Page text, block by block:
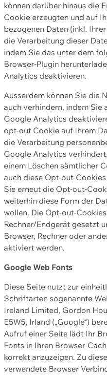
können darüber hinaus die
Cookie erzeugten und auf
bezogenen Daten (inkl.
die Verarbeitung dieser
indem Sie das unter dem
Browser-Plugin
Analytics deaktivieren.
Ausserdem können Sie die
auch verhindern, indem Sie
Google Analytics
opt-out Cookie auf Ihrem
die Verarbeitung
Google Analytics
einem Löschen sämtlicher
auch diese Opt-out-
Sie erneut die Opt-out-
weiterhin diese Form der
wollen. Die Opt-out-
Rechner/Endgerät gesetzt
Browser, Rechner oder
aktiviert werden.
Google Web Fonts
Diese Seite nutzt zur
Schriftarten sogenannte
Ireland Limited, Gordon
E5W5, Irland („Google“)
Aufruf einer Seite lädt Ihr
Fonts in Ihren Browser-
korrekt anzuzeigen. Zu
verwendete Browser